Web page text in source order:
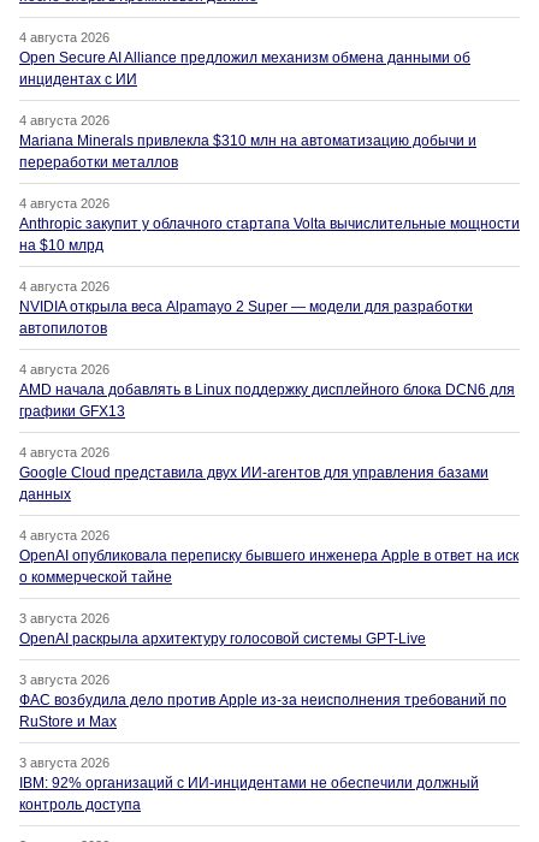
4 августа 2026
Open Secure AI Alliance предложил механизм обмена данными об
инцидентах с ИИ
4 августа 2026
Mariana Minerals привлекла $310 млн на автоматизацию добычи и
переработки металлов
4 августа 2026
Anthropic закупит у облачного стартапа Volta вычислительные мощности
на $10 млрд
4 августа 2026
NVIDIA открыла веса Alpamayo 2 Super — модели для разработки
автопилотов
4 августа 2026
AMD начала добавлять в Linux поддержку дисплейного блока DCN6 для
графики GFX13
4 августа 2026
Google Cloud представила двух ИИ-агентов для управления базами
данных
4 августа 2026
OpenAI опубликовала переписку бывшего инженера Apple в ответ на иск
о коммерческой тайне
3 августа 2026
OpenAI раскрыла архитектуру голосовой системы GPT-Live
3 августа 2026
ФАС возбудила дело против Apple из-за неисполнения требований по
RuStore и Max
3 августа 2026
IBM: 92% организаций с ИИ-инцидентами не обеспечили должный
контроль доступа